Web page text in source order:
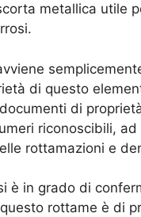
metallica utile
di questo
di
riconoscibili,
rottamazioni e
è in grado di
rottame è di